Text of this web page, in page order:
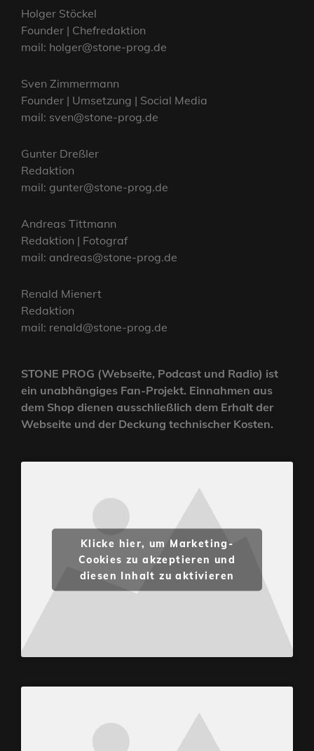
Holger Stöckel
Founder | Chefredaktion
mail: holger@stone-prog.de
Sven Zimmermann
Founder | Umsetzung | Social Media
mail: sven@stone-prog.de
Gunter Dreßler
Redaktion
mail: gunter@stone-prog.de
Andreas Tittmann
Redaktion | Fotograf
mail: andreas@stone-prog.de
Renald Mienert
Redaktion
mail: renald@stone-prog.de
STONE PROG (Webseite, Podcast und Radio) ist
ein unabhängiges Fan-Projekt. Einnahmen aus
dem Shop dienen ausschließlich dem Erhalt der
Webseite und der Deckung technischer Kosten.
Klicke hier, um Marketing-
Cookies zu akzeptieren und
diesen Inhalt zu aktivieren